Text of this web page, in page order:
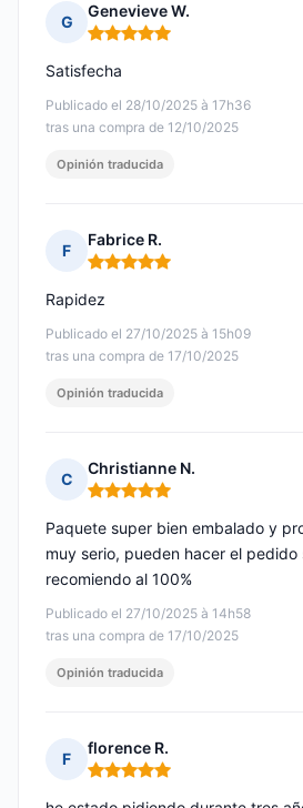
G
Genevieve W.
Nota: 5 de 5
Publicado el 28/10/2025 à 17h36
tras una compra de 12/10/2025
Satisfecha
Opinión traducida
F
Fabrice R.
Nota: 5 de 5
Publicado el 27/10/2025 à 15h09
tras una compra de 17/10/2025
Rapidez
Opinión traducida
C
Christianne N.
Nota: 5 de 5
Publicado el 27/10/2025 à 14h58
tras una compra de 17/10/2025
Paquete super bien embalado y
muy serio, pueden hacer el pedido
recomiendo al 100%
Opinión traducida
F
florence R.
Nota: 5 de 5